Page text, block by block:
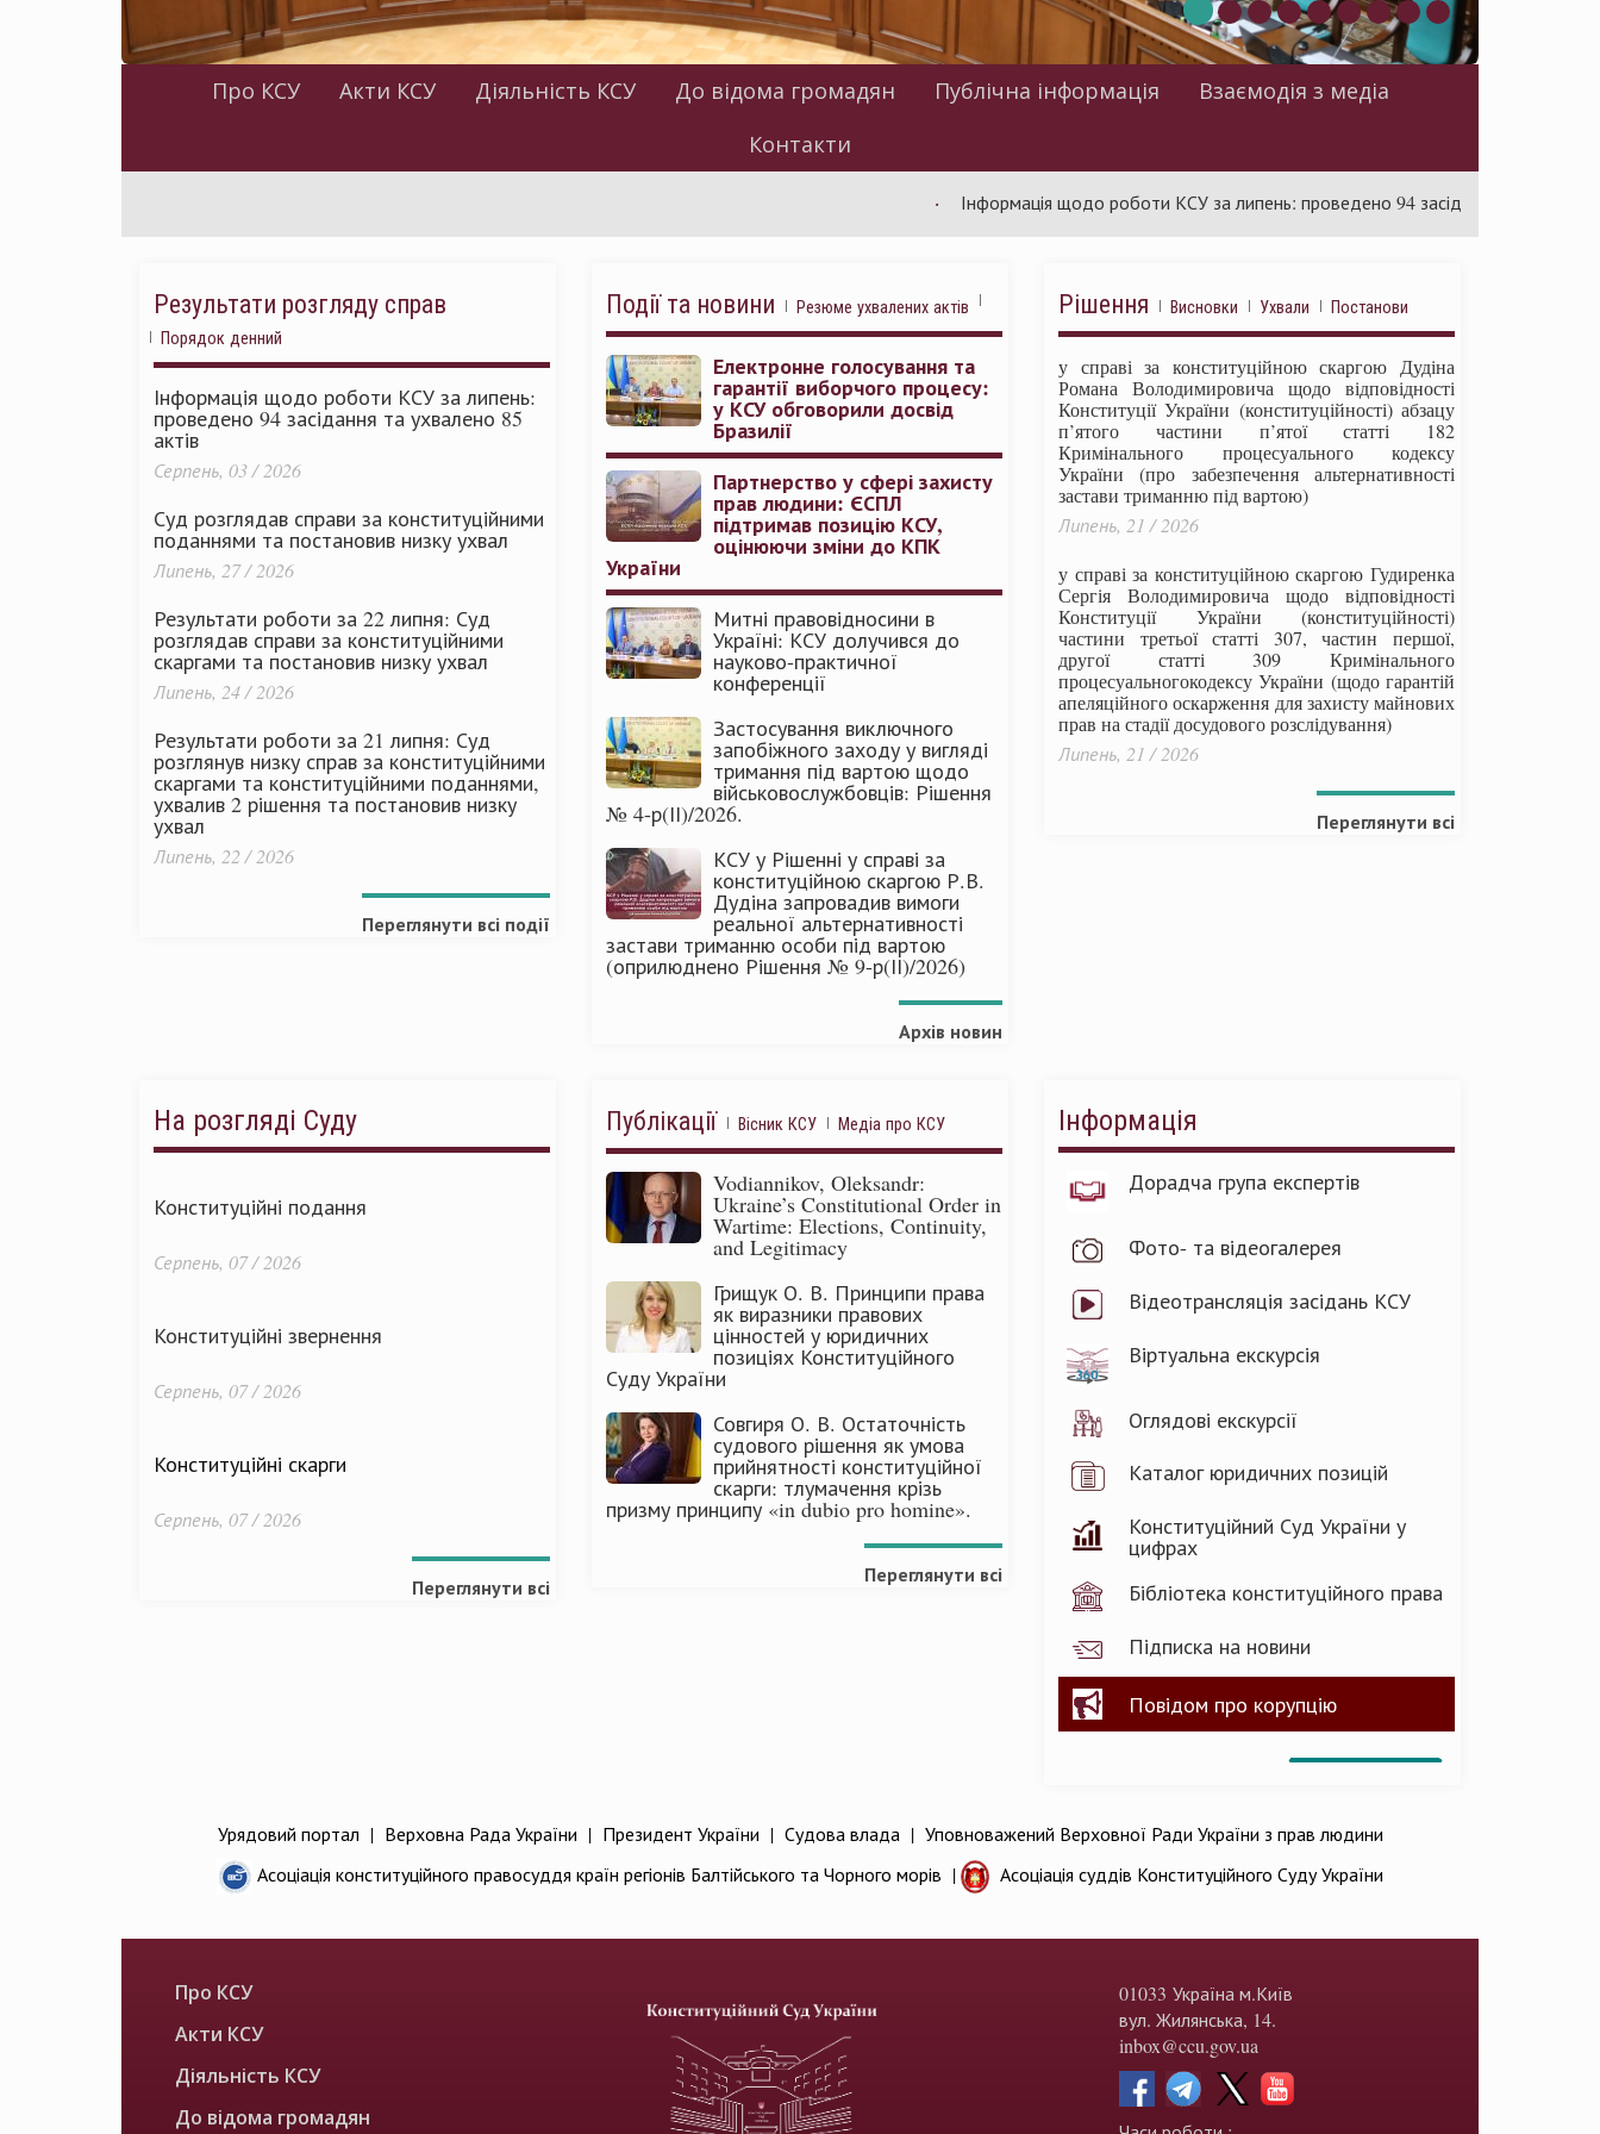
Про КСУ Акти КСУ Діяльність КСУ До відома громадян Публічна інформація
Взаємодія з медіа
Контакти
Інформація щодо роботи КСУ за липень: проведено 94 засідання та ухвалено 85
Результати розгляду справ
Порядок денний
Інформація щодо роботи КСУ за липень:
проведено 94 засідання та ухвалено 85
актів
Серпень, 03 / 2026
Суд розглядав справи за конституційними
поданнями та постановив низку ухвал
Липень, 27 / 2026
Результати роботи за 22 липня: Суд
розглядав справи за конституційними
скаргами та постановив низку ухвал
Липень, 24 / 2026
Результати роботи за 21 липня: Суд
розглянув низку справ за конституційними
скаргами та конституційними поданнями,
ухвалив 2 рішення та постановив низку
ухвал
Липень, 22 / 2026
Переглянути всі події
Події та новини Резюме ухвалених актів
Електронне голосування та
гарантії виборчого процесу:
у КСУ обговорили досвід
Бразилії
Партнерство у сфері захисту
прав людини: ЄСПЛ
підтримав позицію КСУ,
оцінюючи зміни до КПК
України
Митні правовідносини в
Україні: КСУ долучився до
науково-практичної
конференції
Застосування виключного
запобіжного заходу у вигляді
тримання під вартою щодо
військовослужбовців: Рішення
№ 4-р(ІІ)/2026.
КСУ у Рішенні у справі за
конституційною скаргою Р.В.
Дудіна запровадив вимоги
реальної альтернативності
застави триманню особи під вартою
(оприлюднено Рішення № 9-р(ІІ)/2026)
Архів новин
Рішення Висновки Ухвали Постанови
у справі за конституційною скаргою Дудіна
Романа Володимировича щодо відповідності
Конституції України (конституційності) абзацу
п’ятого частини п’ятої статті 182
Кримінального процесуального кодексу
України (про забезпечення альтернативності
застави триманню під вартою)
Липень, 21 / 2026
у справі за конституційною скаргою Гудиренка
Сергія Володимировича щодо відповідності
Конституції України (конституційності)
частини третьої статті 307, частин першої,
другої статті 309 Кримінального
процесуальногокодексу України (щодо гарантій
апеляційного оскарження для захисту майнових
прав на стадії досудового розслідування)
Липень, 21 / 2026
Переглянути всі
На розгляді Суду
Конституційні подання
Серпень, 07 / 2026
Конституційні звернення
Серпень, 07 / 2026
Конституційні скарги
Серпень, 07 / 2026
Переглянути всі
Публікації Вісник КСУ Медіа про КСУ
Vodiannikov, Oleksandr:
Ukraine’s Constitutional Order in
Wartime: Elections, Continuity,
and Legitimacy
Грищук О. В. Принципи права
як виразники правових
цінностей у юридичних
позиціях Конституційного
Суду України
Совгиря О. В. Остаточність
судового рішення як умова
прийнятності конституційної
скарги: тлумачення крізь
призму принципу «in dubio pro homine».
Переглянути всі
Інформація
Дорадча група експертів
Фото- та відеогалерея
Відеотрансляція засідань КСУ
Віртуальна екскурсія
Оглядові екскурсії
Каталог юридичних позицій
Конституційний Суд України у
цифрах
Бібліотека конституційного права
Підписка на новини
Повідом про корупцію
Урядовий портал | Верховна Рада України | Президент України | Судова влада | Уповноважений Верховної Ради України з прав людини
Асоціація конституційного правосуддя країн регіонів Балтійського та Чорного морів | Асоціація суддів Конституційного Суду України
Про КСУ
Акти КСУ
Діяльність КСУ
До відома громадян
01033 Україна м.Київ
вул. Жилянська, 14.
inbox@ccu.gov.ua